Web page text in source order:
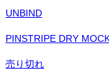
UNBIND
PINSTRIPE DRY
売り切れ